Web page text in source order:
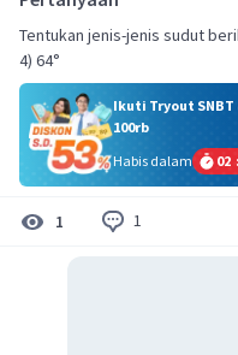
Tentukan jenis-jenis sudut
4) 64°
Ikuti Tryout SNBT
100rb
Habis dalam
02 :
1 1